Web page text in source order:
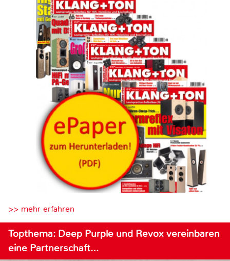
>> mehr erfahren
Topthema: Deep Purple und Revox vereinbaren
eine Partnerschaft…